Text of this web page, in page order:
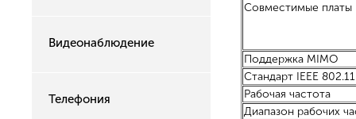
Видеонаблюдение
Телефония
Совместимые платы
Поддержка MIMO
Стандарт IEEE 802.11
Рабочая частота
Диапазон рабочих